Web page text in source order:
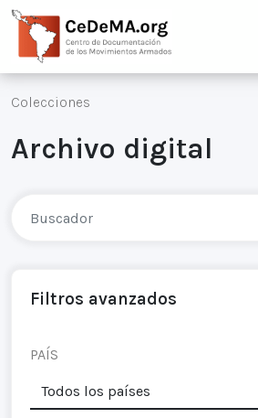
Colecciones
Archivo digital
Filtros avanzados
PAÍS